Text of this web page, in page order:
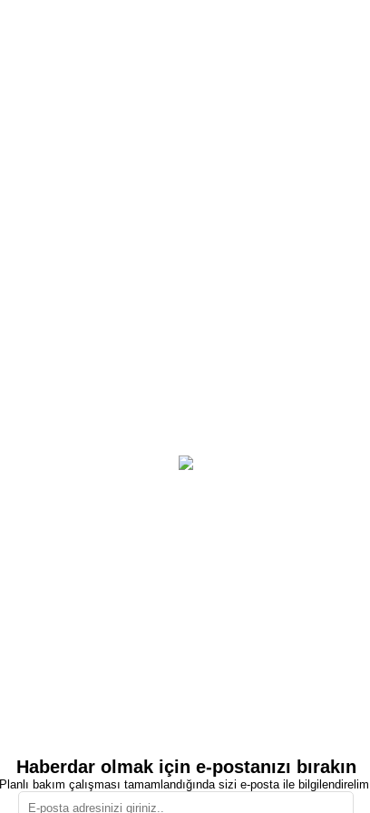
Haberdar olmak için e-postanızı bırakın
Planlı bakım çalışması tamamlandığında sizi e-posta ile